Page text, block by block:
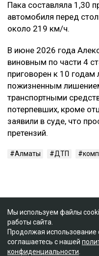
Пака составляла 1,30
автомобиля перед
около 219 км/ч.
В июне 2026 года
виновным по части 4
приговорен к 10
пожизненным
транспортными
потерпевших, кроме
заявили в суде, что
претензий.
Алматы ДТП
Мы используем файлы
работы сайта.
Продолжая использование
соглашаетесь с нашей
конфиденциальности